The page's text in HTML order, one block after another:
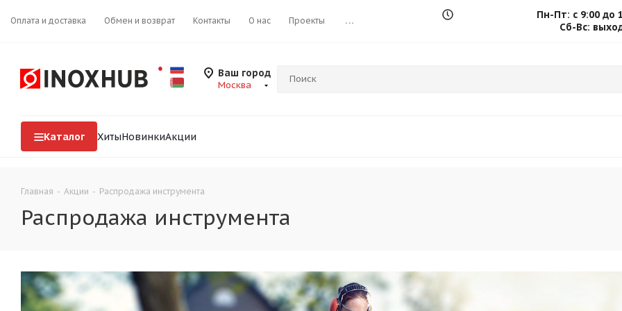
Оплата и доставка Обмен и возврат Контакты О нас Проекты ...
Пн-Пт: с 9:00 до
Сб-Вс:
Ваш город
Москва
Каталог ХитыНовинкиАкции
Главная - Акции - Распродажа инструмента
Распродажа инструмента